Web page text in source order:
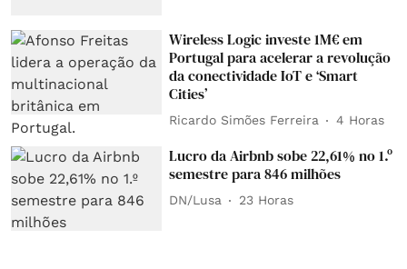
Wireless Logic investe 1M€ em
Portugal para acelerar a revolução
da conectividade IoT e ‘Smart
Cities’
Ricardo Simões Ferreira 4 Horas
Lucro da Airbnb sobe 22,61% no 1.º
semestre para 846 milhões
DN/Lusa 23 Horas